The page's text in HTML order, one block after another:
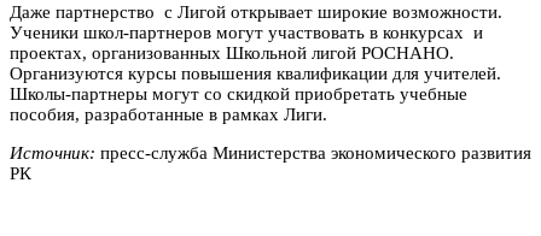
Даже партнерство с Лигой открывает широкие возможности.
Ученики школ-партнеров могут участвовать в конкурсах и
проектах, организованных Школьной лигой РОСНАНО.
Организуются курсы повышения квалификации для учителей.
Школы-партнеры могут со скидкой приобретать учебные
пособия, разработанные в рамках Лиги.
Источник: пресс-служба Министерства экономического развития
РК